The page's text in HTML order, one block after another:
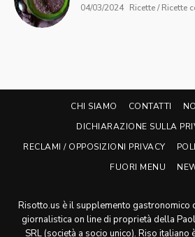
04/03/2024 Ricette / Ricette
CHI SIAMO CONTATTI
DICHIARAZIONE SULLA
RECLAMI / OPPOSIZIONI PRIVACY
FUORI MENU
Risotto.us è il supplemento gastronomico
giornalistica on line di proprietà della
SRL (società a socio unico). Riso italiano